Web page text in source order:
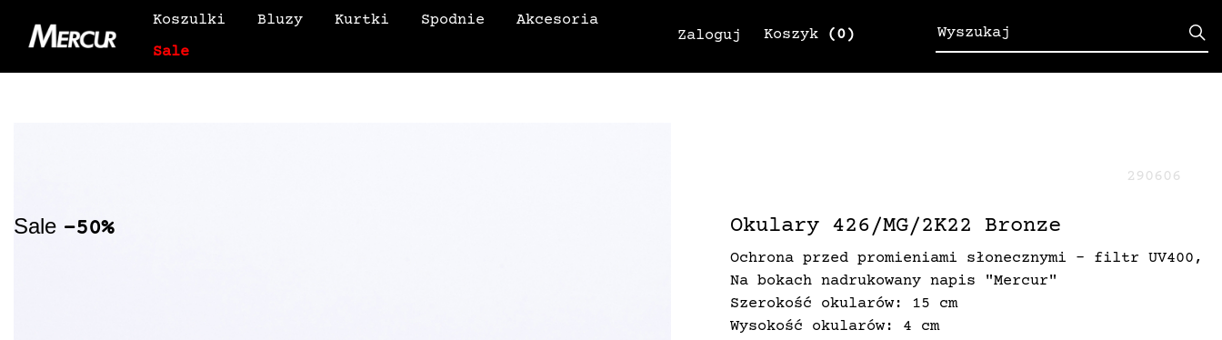
Koszyk (0)
Zaloguj
Koszulki Bluzy Kurtki Spodnie
Akcesoria
Sale
Sale -50% Okulary 426/MG/2K22 Bronze
290606
Ochrona przed promieniami słonecznymi - filtr UV400,
Na bokach nadrukowany napis "Mercur"
Szerokość okularów: 15 cm
Wysokość okularów: 4 cm